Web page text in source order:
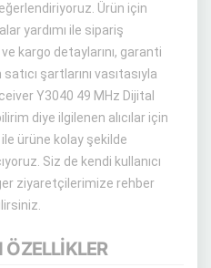
Ürün için
yardımı ile sipariş
kargo detaylarını, garanti
şartlarını vasıtasıyla
Y3040 49 MHz Dijital
diye ilgilenen alıcılar için
ile ürüne kolay şekilde
Siz de kendi kullanıcı
ziyaretçilerimize rehber